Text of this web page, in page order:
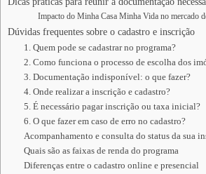
Impacto do Minha Casa Minha Vida no mercado
Dúvidas frequentes sobre o cadastro e inscrição
1. Quem pode se cadastrar no programa?
2. Como funciona o processo de escolha dos
3. Documentação indisponível: o que fazer?
4. Onde realizar a inscrição e cadastro?
5. É necessário pagar inscrição ou taxa inicial?
6. O que fazer em caso de erro no cadastro?
Acompanhamento e consulta do status da sua
Quais são as faixas de renda do programa
Diferenças entre o cadastro online e presencial